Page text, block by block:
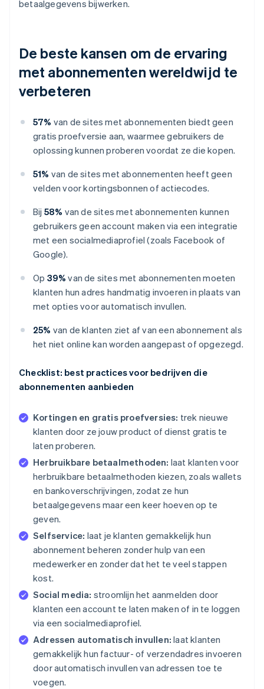
betaalgegevens bijwerken.
De beste kansen om de ervaring
met abonnementen wereldwijd te
verbeteren
57% van de sites met abonnementen biedt geen
gratis proefversie aan, waarmee gebruikers de
oplossing kunnen proberen voordat ze die kopen.
51% van de sites met abonnementen heeft geen
velden voor kortingsbonnen of actiecodes.
Bij 58% van de sites met abonnementen kunnen
gebruikers geen account maken via een integratie
met een socialmediaprofiel (zoals Facebook of
Google).
Op 39% van de sites met abonnementen moeten
klanten hun adres handmatig invoeren in plaats van
met opties voor automatisch invullen.
25% van de klanten ziet af van een abonnement als
het niet online kan worden aangepast of opgezegd.
Checklist: best practices voor bedrijven die
abonnementen aanbieden
Kortingen en gratis proefversies: trek nieuwe
klanten door ze jouw product of dienst gratis te
laten proberen.
Herbruikbare betaalmethoden: laat klanten voor
herbruikbare betaalmethoden kiezen, zoals wallets
en bankoverschrijvingen, zodat ze hun
betaalgegevens maar een keer hoeven op te
geven.
Selfservice: laat je klanten gemakkelijk hun
abonnement beheren zonder hulp van een
medewerker en zonder dat het te veel stappen
kost.
Social media: stroomlijn het aanmelden door
klanten een account te laten maken of in te loggen
via een socialmediaprofiel.
Adressen automatisch invullen: laat klanten
gemakkelijk hun factuur- of verzendadres invoeren
door automatisch invullen van adressen toe te
voegen.